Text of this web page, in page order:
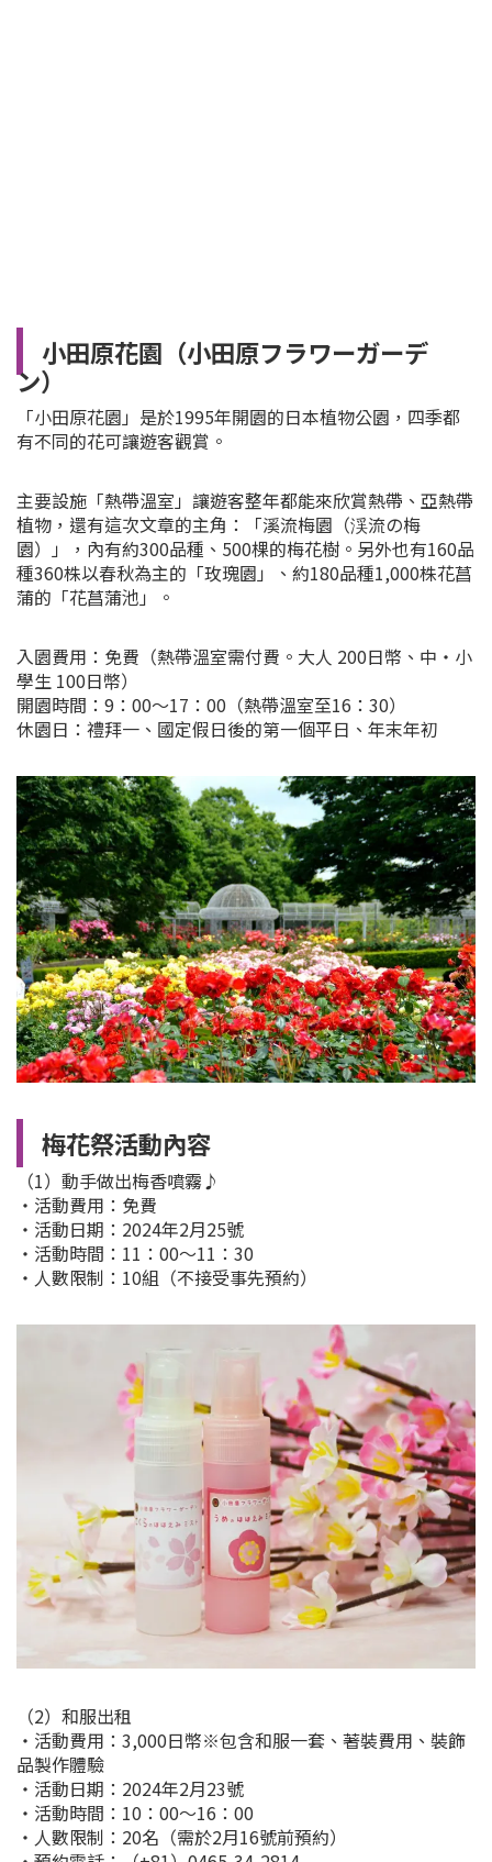
小田原花園（小田原フラワーガーデ
ン）
「小田原花園」是於1995年開園的日本植物公園，四季都
有不同的花可讓遊客觀賞。
主要設施「熱帶溫室」讓遊客整年都能來欣賞熱帶、亞熱帶
植物，還有這次文章的主角：「溪流梅園（渓流の梅
園）」，內有約300品種、500棵的梅花樹。另外也有160品
種360株以春秋為主的「玫瑰園」、約180品種1,000株花菖
蒲的「花菖蒲池」。
入園費用：免費（熱帶溫室需付費。大人 200日幣、中・小
學生 100日幣）
開園時間：9：00～17：00（熱帶溫室至16：30）
休園日：禮拜一、國定假日後的第一個平日、年末年初
梅花祭活動內容
（1）動手做出梅香噴霧♪
・活動費用：免費
・活動日期：2024年2月25號
・活動時間：11：00～11：30
・人數限制：10組（不接受事先預約）
（2）和服出租
・活動費用：3,000日幣※包含和服一套、著裝費用、裝飾
品製作體驗
・活動日期：2024年2月23號
・活動時間：10：00～16：00
・人數限制：20名（需於2月16號前預約）